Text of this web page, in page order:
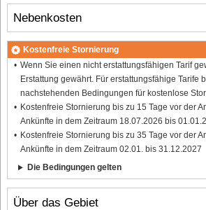
Über das Gebiet
Nebenkosten
Kostenfreie Stornierung
Wenn Sie einen nicht erstattungsfähigen Tarif
Erstattung gewährt. Für erstattungsfähige Tarife
nachstehenden Bedingungen für kostenlose
Kostenfreie Stornierung bis zu 15 Tage vor der
Ankünfte in dem Zeitraum 18.07.2026 bis
Kostenfreie Stornierung bis zu 35 Tage vor der
Ankünfte in dem Zeitraum 02.01. bis 31.12.2027
Die Bedingungen gelten